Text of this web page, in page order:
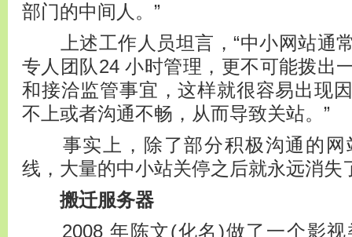
部门的中间人。”
上述工作人员坦言，“中小网站通
专人团队24 小时管理，更不可能拨出
和接洽监管事宜，这样就很容易出现
不上或者沟通不畅，从而导致关站。”
事实上，除了部分积极沟通的网
线，大量的中小站关停之后就永远消失
搬迁服务器
2008 年陈文(化名)做了一个影视